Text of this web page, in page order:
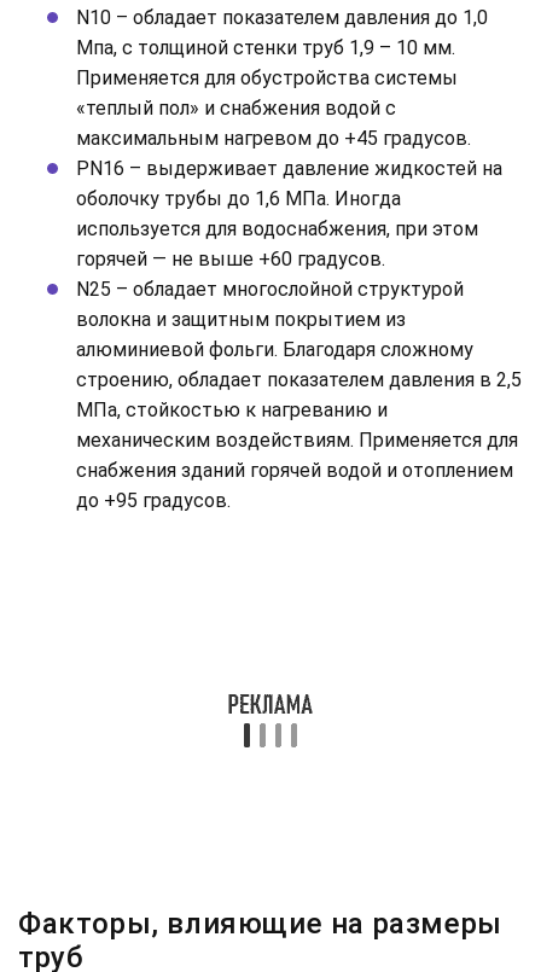
N10 – обладает показателем давления до 1,0
Мпа, с толщиной стенки труб 1,9 – 10 мм.
Применяется для обустройства системы
«теплый пол» и снабжения водой с
максимальным нагревом до +45 градусов.
PN16 – выдерживает давление жидкостей на
оболочку трубы до 1,6 МПа. Иногда
используется для водоснабжения, при этом
горячей — не выше +60 градусов.
N25 – обладает многослойной структурой
волокна и защитным покрытием из
алюминиевой фольги. Благодаря сложному
строению, обладает показателем давления в 2,5
МПа, стойкостью к нагреванию и
механическим воздействиям. Применяется для
снабжения зданий горячей водой и отоплением
до +95 градусов.
Факторы, влияющие на размеры
труб